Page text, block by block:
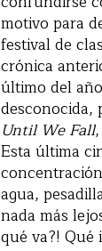
motivo para
festival de
crónica
último del
desconocida,
Until We Fall
Esta última
agua,
nada más
qué va?! Qué